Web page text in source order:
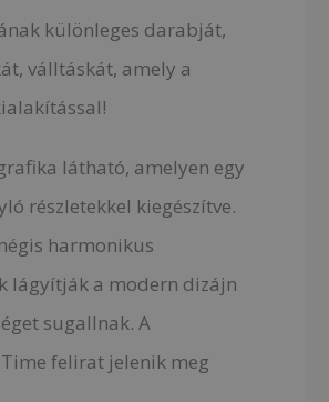
különleges darabját,
válltáskát, amely a
látható, amelyen egy
részletekkel kiegészítve.
harmonikus
lágyítják a modern dizájn
sugallnak. A
felirat jelenik meg